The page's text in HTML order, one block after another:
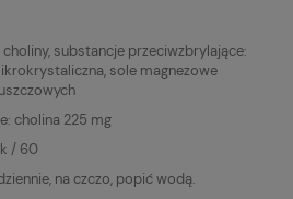
substancje przeciwzbrylające:
sole magnezowe
cholina 225 mg
/ 60
na czczo, popić wodą.